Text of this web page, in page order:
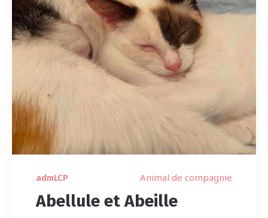
admLCP Animal de compagnie
Abellule et Abeille